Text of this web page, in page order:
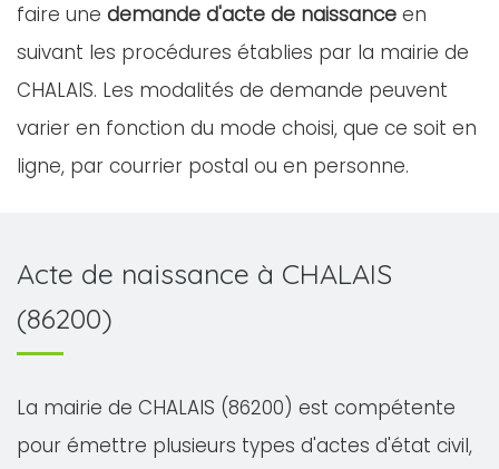
faire une demande d'acte de naissance en
suivant les procédures établies par la mairie de
CHALAIS. Les modalités de demande peuvent
varier en fonction du mode choisi, que ce soit en
ligne, par courrier postal ou en personne.
Acte de naissance à CHALAIS
(86200)
La mairie de CHALAIS (86200) est compétente
pour émettre plusieurs types d'actes d'état civil,